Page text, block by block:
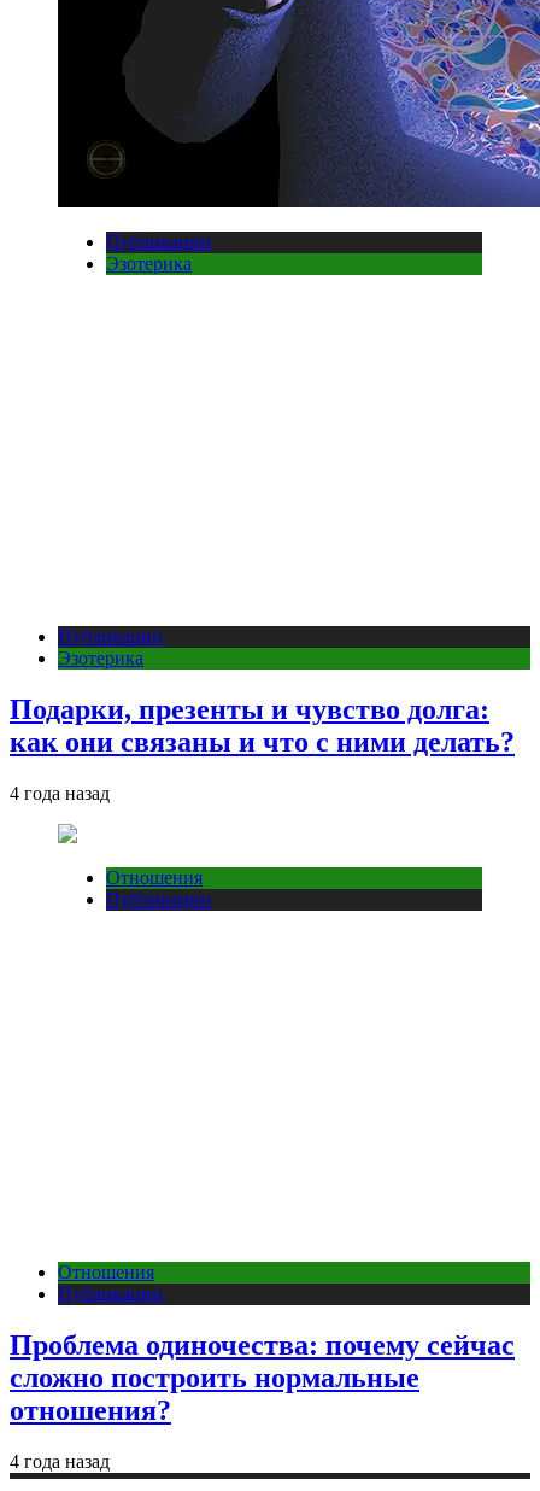
Публикации
Эзотерика
Публикации
Эзотерика
Подарки, презенты и чувство долга:
как они связаны и что с ними делать?
4 года назад
Отношения
Публикации
Отношения
Публикации
Проблема одиночества: почему сейчас
сложно построить нормальные
отношения?
4 года назад